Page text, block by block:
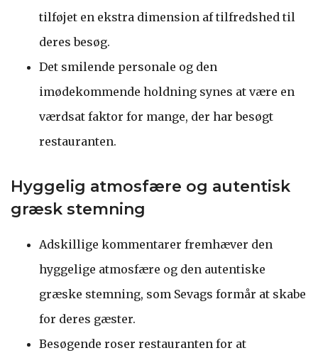
tilføjet en ekstra dimension af tilfredshed til
deres besøg.
Det smilende personale og den
imødekommende holdning synes at være en
værdsat faktor for mange, der har besøgt
restauranten.
Hyggelig atmosfære og autentisk
græsk stemning
Adskillige kommentarer fremhæver den
hyggelige atmosfære og den autentiske
græske stemning, som Sevags formår at skabe
for deres gæster.
Besøgende roser restauranten for at